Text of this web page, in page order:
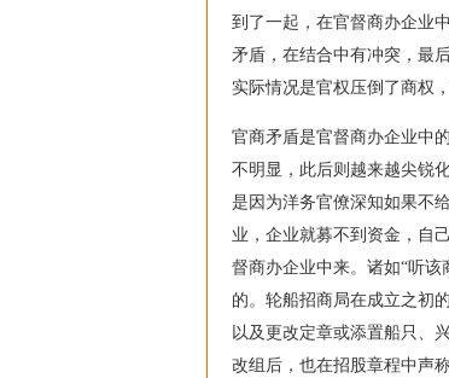
到了一起，在官督商办企业
矛盾，在结合中有冲突，最
实际情况是官权压倒了商权
官商矛盾是官督商办企业中
不明显，此后则越来越尖锐
是因为洋务官僚深知如果不
业，企业就募不到资金，自
督商办企业中来。诸如“听
的。轮船招商局在成立之初
以及更改定章或添置船只、
改组后，也在招股章程中声